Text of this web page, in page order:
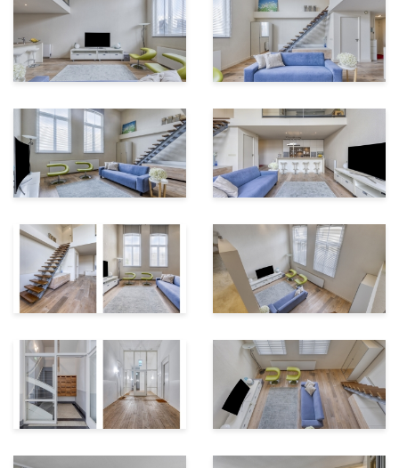
de stad.
Entresol / slaapverdieping
Via de zwevende designtrap bereik je de vide. Hier
bevindt zich de ruime masterbedroom, met uitzicht
over de leefruimte beneden. De glazen en stalen
balustrade houdt de verbinding met de living open en
versterkt het loftgevoel.
De slaapkamer is voorzien van op maat gemaakte
inbouwkasten met spiegeldeuren en luxe tapijt, wat de
ruimte een rustige en comfortabele uitstraling geeft.
Op deze verdieping vind je ook een praktische
wasruimte/berging en de complete en-suite badkamer
met ligbad, inloopdouche, wastafelmeubel en tweede
toilet.
OMGEVING & BEREIKBAARHEID
Krocht 17 ligt midden in de geliefde Oude Stad van
Haarlem. Alles wat de stad aantrekkelijk maakt, ligt